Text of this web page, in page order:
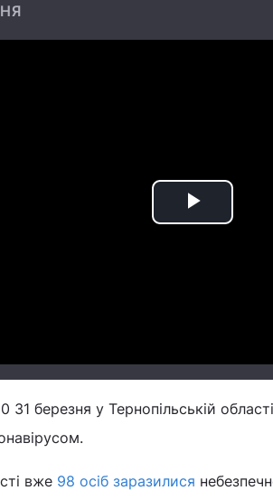
Play
березня у Тернопільській
вже 98 осіб заразилися